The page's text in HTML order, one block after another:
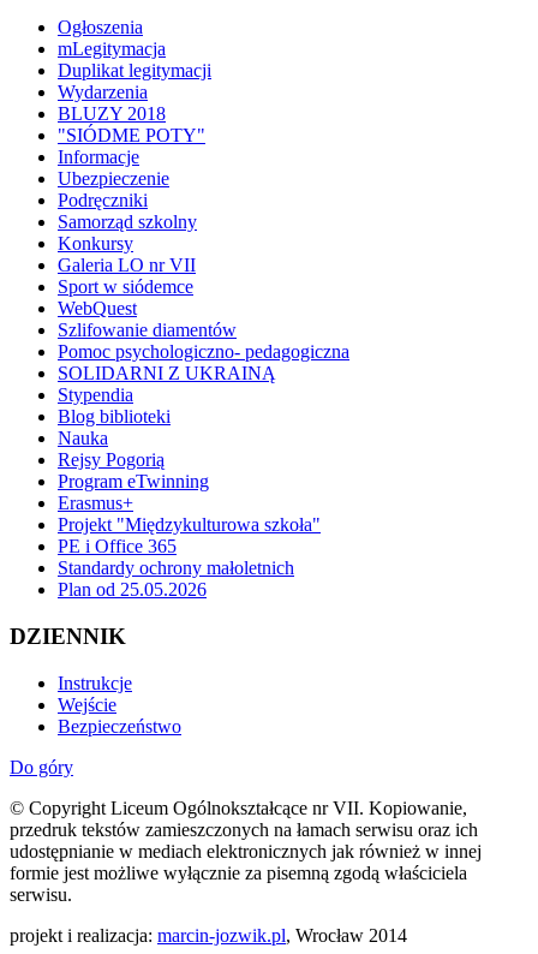
Ogłoszenia
mLegitymacja
Duplikat legitymacji
Wydarzenia
BLUZY 2018
"SIÓDME POTY"
Informacje
Ubezpieczenie
Podręczniki
Samorząd szkolny
Konkursy
Galeria LO nr VII
Sport w siódemce
WebQuest
Szlifowanie diamentów
Pomoc psychologiczno- pedagogiczna
SOLIDARNI Z UKRAINĄ
Stypendia
Blog biblioteki
Nauka
Rejsy Pogorią
Program eTwinning
Erasmus+
Projekt "Międzykulturowa szkoła"
PE i Office 365
Standardy ochrony małoletnich
Plan od 25.05.2026
DZIENNIK
Instrukcje
Wejście
Bezpieczeństwo
Do góry
© Copyright Liceum Ogólnokształcące nr VII. Kopiowanie,
przedruk tekstów zamieszczonych na łamach serwisu oraz ich
udostępnianie w mediach elektronicznych jak również w innej
formie jest możliwe wyłącznie za pisemną zgodą właściciela
serwisu.
projekt i realizacja: marcin-jozwik.pl, Wrocław 2014